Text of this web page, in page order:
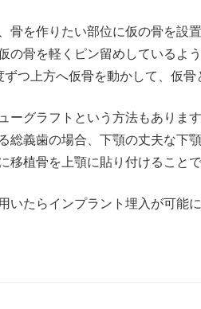
骨を作りたい部位に仮の骨を設
の骨を軽くピン留めしているよ
つ上方へ仮骨を動かして、仮骨
ーグラフトという方法もありま
総義歯の場合、下顎の丈夫な下
移植骨を上顎に貼り付けること
いたらインプラント埋入が可能